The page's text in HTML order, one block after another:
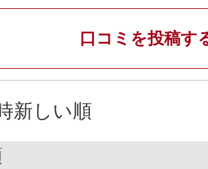
口コミを投稿す